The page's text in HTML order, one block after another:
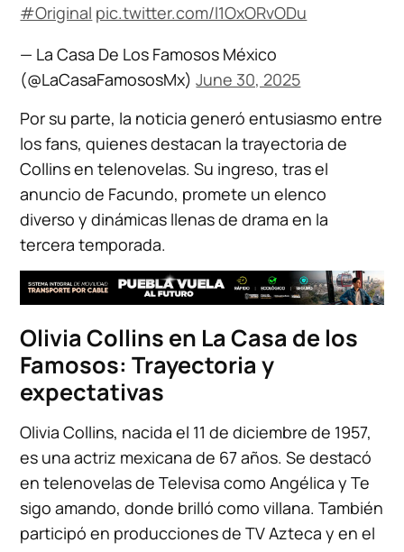
#Original pic.twitter.com/l1OxORvODu
— La Casa De Los Famosos México
(@LaCasaFamososMx)June 30, 2025
Por su parte, la noticia generó entusiasmo entre
los fans, quienes destacan la trayectoria de
Collins en telenovelas. Su ingreso, tras el
anuncio de Facundo, promete un elenco
diverso y dinámicas llenas de drama en la
tercera temporada.
Olivia Collins en La Casa de los
Famosos: Trayectoria y
expectativas
Olivia Collins, nacida el 11 de diciembre de 1957,
es una actriz mexicana de 67 años. Se destacó
en telenovelas de Televisa como Angélica y Te
sigo amando, donde brilló como villana. También
participó en producciones de TV Azteca y en el